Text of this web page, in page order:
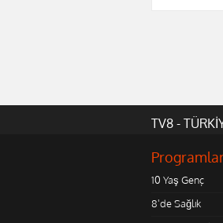
TV8 -
10 Yaş Genç
8'de Sağlık